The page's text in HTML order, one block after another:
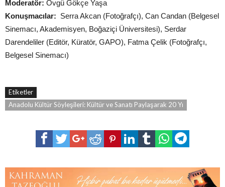
Moderatör: Övgü Gökçe Yaşa
Konuşmacılar: Serra Akcan (Fotoğrafçı), Can Candan (Belgesel
Sinemacı, Akademisyen, Boğaziçi Üniversitesi), Serdar
Darendeliler (Editör, Küratör, GAPO), Fatma Çelik (Fotoğrafçı,
Belgesel Sinemacı)
Etiketler
Anadolu Kültür Söyleşileri: Kültür ve Sanatı Paylaşarak 20 Yı